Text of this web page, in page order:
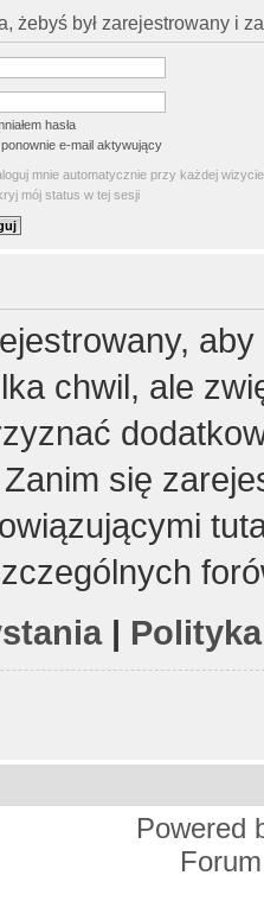
żebyś był zarejestrowany i
hasła
e-mail aktywujący
mnie automatycznie przy każdej wizycie
mój status w tej sesji
chwil, ale
się
|
Powered